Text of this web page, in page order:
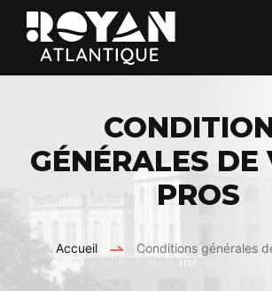
Royan
Atlantique
Prestataires
GÉNÉRALES DE
PROS
Accueil Conditions générales